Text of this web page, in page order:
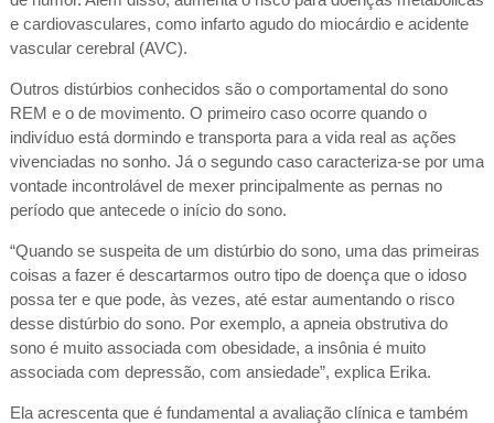
e cardiovasculares, como infarto agudo do miocárdio e acidente
vascular cerebral (AVC).
Outros distúrbios conhecidos são o comportamental do sono
REM e o de movimento. O primeiro caso ocorre quando o
indivíduo está dormindo e transporta para a vida real as ações
vivenciadas no sonho. Já o segundo caso caracteriza-se por uma
vontade incontrolável de mexer principalmente as pernas no
período que antecede o início do sono.
“Quando se suspeita de um distúrbio do sono, uma das primeiras
coisas a fazer é descartarmos outro tipo de doença que o idoso
possa ter e que pode, às vezes, até estar aumentando o risco
desse distúrbio do sono. Por exemplo, a apneia obstrutiva do
sono é muito associada com obesidade, a insônia é muito
associada com depressão, com ansiedade”, explica Erika.
Ela acrescenta que é fundamental a avaliação clínica e também